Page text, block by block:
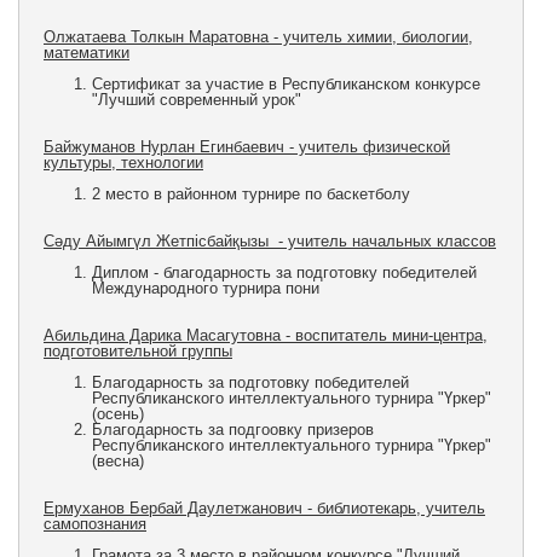
Олжатаева Толкын Маратовна - учитель химии, биологии,
математики
Сертификат за участие в Республиканском конкурсе
"Лучший современный урок"
Байжуманов Нурлан Егинбаевич - учитель физической
культуры, технологии
2 место в районном турнире по баскетболу
Сәду Айымгүл Жетпісбайқызы - учитель начальных классов
Диплом - благодарность за подготовку победителей
Международного турнира пони
Абильдина Дарика Масагутовна - воспитатель мини-центра,
подготовительной группы
Благодарность за подготовку победителей
Республиканского интеллектуального турнира "Үркер"
(осень)
Благодарность за подгоовку призеров
Республиканского интеллектуального турнира "Үркер"
(весна)
Ермуханов Бербай Даулетжанович - библиотекарь, учитель
самопознания